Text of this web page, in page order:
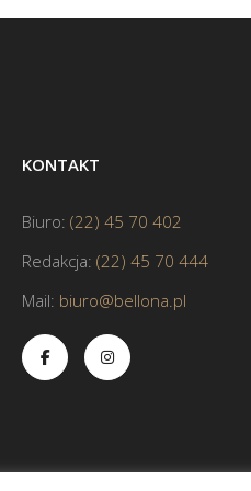
KONTAKT
Biuro: (22) 45 70 402
Redakcja: (22) 45 70 444
Mail: biuro@bellona.pl